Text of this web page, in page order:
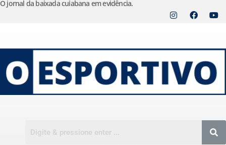
o
conteúdo
O jornal da baixada cuiabana em evidência.